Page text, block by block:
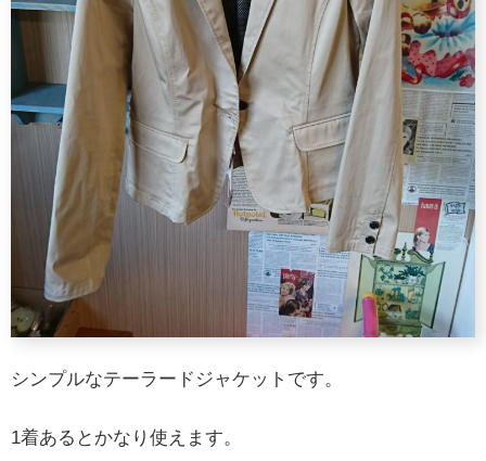
シンプルなテーラードジャケットです。
1着あるとかなり使えます。